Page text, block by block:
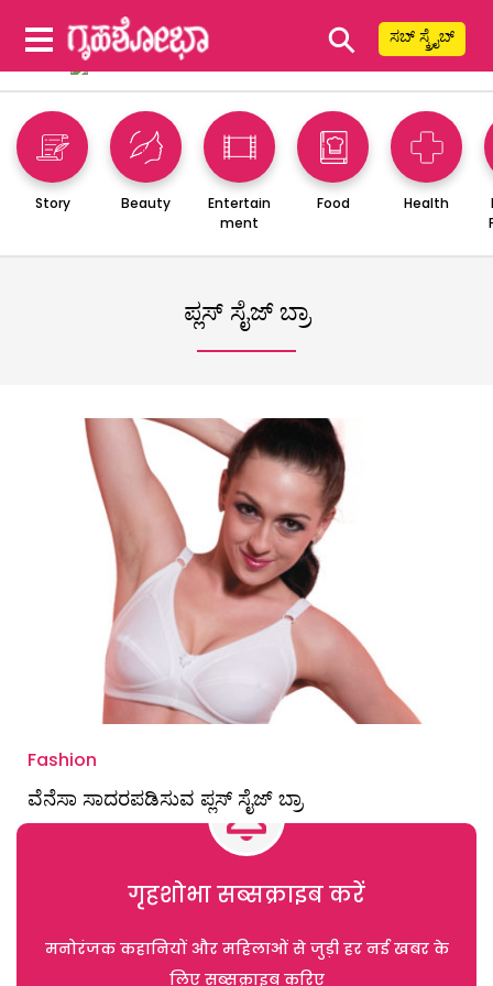
⚲ ಸಬ್ ಸ್ಕ್ರೈಬ್
Story Beauty
Entertain
ment
Food Health
ಪ್ಲಸ್ ಸೈಜ್ ಬ್ರಾ
Fashion
ವೆನೆಸಾ ಸಾದರಪಡಿಸುವ ಪ್ಲಸ್ ಸೈಜ್ ಬ್ರಾ
गृहशोभा सब्सक्राइब करें
मनोरंजक कहानियों और महिलाओं से जुड़ी हर नई खबर के
लिए सब्सक्राइब करिए